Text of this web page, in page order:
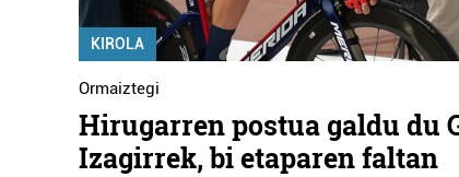
KIROLA
Ormaiztegi
Hirugarren postua galdu du
Izagirrek, bi etaparen faltan